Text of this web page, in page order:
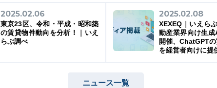
2025.02.06
東京23区、令和・平成・昭和築
の賃貸物件動向を分析！｜いえ
らぶ調べ
2025.02.08
XEXEQ｜いえら
動産業界向け生
開催、ChatGPT
を経営者向けに提
ニュース一覧